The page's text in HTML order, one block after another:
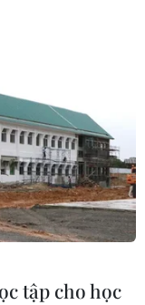
tập cho học